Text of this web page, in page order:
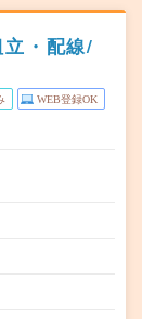
立・配線/
WEB登録OK